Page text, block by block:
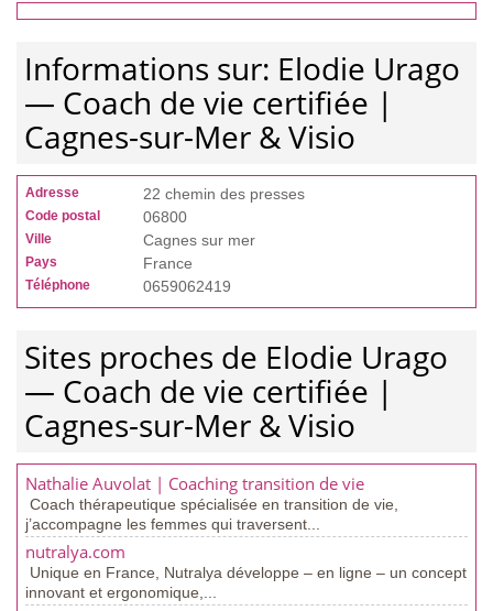
Informations sur: Elodie Urago
— Coach de vie certifiée |
Cagnes-sur-Mer & Visio
Adresse 22 chemin des presses
Code postal 06800
Ville Cagnes sur mer
Pays France
Téléphone 0659062419
Sites proches de Elodie Urago
— Coach de vie certifiée |
Cagnes-sur-Mer & Visio
Nathalie Auvolat | Coaching transition de vie
Coach thérapeutique spécialisée en transition de vie,
j’accompagne les femmes qui traversent...
nutralya.com
Unique en France, Nutralya développe – en ligne – un concept
innovant et ergonomique,...